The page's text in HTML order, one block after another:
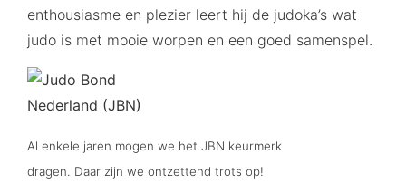
enthousiasme en plezier leert hij de judoka’s wat
judo is met mooie worpen en een goed samenspel.
Al enkele jaren mogen we het JBN keurmerk
dragen. Daar zijn we ontzettend trots op!